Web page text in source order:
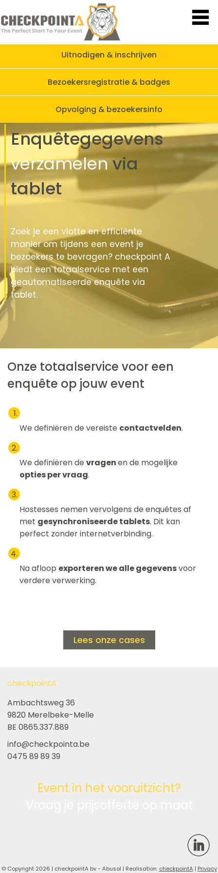
Uitnodigen & inschrijven
Bezoekersregistratie & badges
Opvolging & bezoekersinfo
Enquêtegegevens
verzamelenvia
tablet
Zoek je een vlotte en efficiënte
manier om tijdens een event je
bezoekers te bevragen? checkpoint A
biedt een totaalservice met een
geautomatiseerde enquête via
tablet.
Onze totaalservice voor een
enquête op jouw event
We definiëren de vereiste contactvelden.
We definiëren de vragenen de mogelijke
opties per vraag.
Hostesses nemen vervolgens de enquêtes af
met gesynchroniseerde tablets. Dit kan
perfect zonder internetverbinding.
Na afloop exporteren we alle gegevensvoor
verdere verwerking.
Lees onze cases
checkpointA
Ambachtsweg 36
9820 Merelbeke-Melle
BE 0865.337.889
info@checkpointa.be
0475 89 89 39
Event in het vooruitzicht?
© Copyright 2026 | checkpointA bv - Abusol | Realisation: checkpointA | Privacy